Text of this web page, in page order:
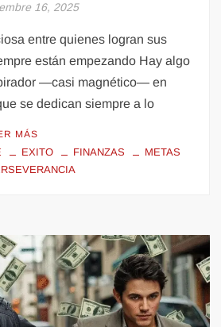
16, 2025
entre quienes logran sus
están empezando Hay algo
—casi magnético— en
se dedican siempre a lo
MÁS
EXITO FINANZAS
METAS